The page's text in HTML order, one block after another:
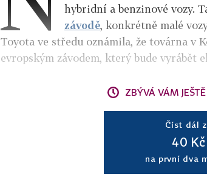
hybridní a benzinové vozy.
závodě, konkrétně malé
Toyota ve středu oznámila, že továrna v
evropským závodem, který bude vyrábět
ZBÝVÁ VÁM
Číst dál
40 Kč
na první dva